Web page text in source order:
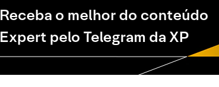
Receba o melhor do conteúdo
Expert pelo Telegram da XP